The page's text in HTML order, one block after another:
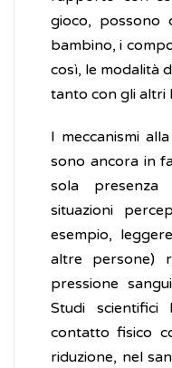
gioco, possono
bambino, i
così, le modalità
tanto con gli altri
I meccanismi
sono ancora in
sola
situazioni
esempio,
altre persone)
pressione
Studi
contatto fisico
riduzione, nel